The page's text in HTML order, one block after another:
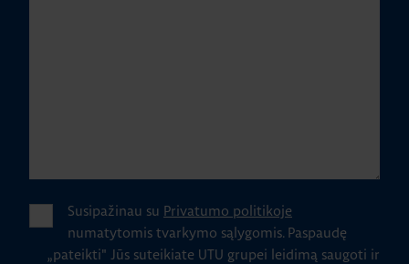
Susipažinau su Privatumo politikoje
numatytomis tvarkymo sąlygomis. Paspaudę
„pateikti" Jūs suteikiate UTU grupei leidimą saugoti ir